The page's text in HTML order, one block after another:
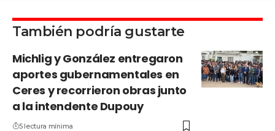
También podría gustarte
Michlig y González entregaron
aportes gubernamentales en
Ceres y recorrieron obras junto
a la intendente Dupouy
5 lectura mínima